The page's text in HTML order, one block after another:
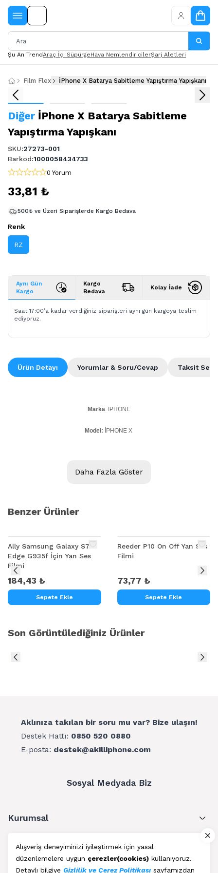
Alışveriş deneyiminizi iyileştirmek için yasal
düzenlemelere uygun çerezler(cookies) kullanıyoruz.
Detaylı bilgiye Gizlilik ve Çerez Politikası sayfamızdan
Şu An TrendAraç İçi SüpürgeHava NemlendiricilerŞarj Aletleri
Film Flex İPhone X Batarya Sabitleme Yapıştırma Yapışkanı
Diğer İPhone X Batarya Sabitleme
Yapıştırma Yapışkanı
SKU:27273-001
Barkod:1000058434733
0 Yorum
33,81 ₺
500₺ ve Üzeri Siparişlerde Kargo Bedava
Renk
RZ
Aynı Gün
Kargo
Kargo
Bedava
Kolay İade
Saat 17:00’a kadar verdiğiniz siparişleri aynı gün kargoya teslim
ediyoruz.
Ürün Detayı Taksit
Yorumlar & Soru/Cevap
Marka: İPHONE
Model: İPHONE X
Ürün Açıklaması
Daha Fazla Göster
Benzer Ürünler
Ally Samsung Galaxy S7
Edge G935f İçin Yan Ses
Filmi
184,43 ₺
Sepete Ekle
Reeder P10 On Off Yan Ses
Filmi
73,77 ₺
Sepete Ekle
Son Görüntülediğiniz Ürünler
Aklınıza takılan bir soru mu var? Bize ulaşın!
Destek Hattı: 0850 520 0880
E-posta: destek@akilliphone.com
Sosyal Medyada Biz
Kurumsal
Müşteri Hizmetleri
Üyelik